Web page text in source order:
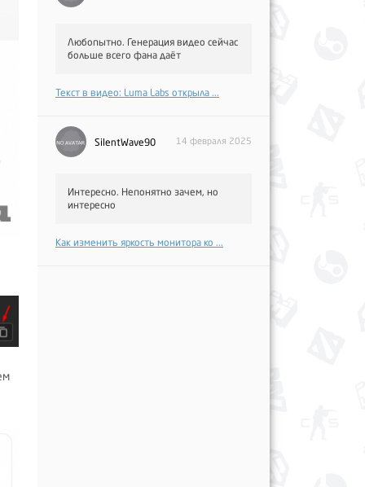
Любопытно. Генерация видео сейчас
больше всего фана даёт
Текст в видео: Luma Labs открыла ...
SilentWave90 14 февраля 2025
Интересно. Непонятно зачем, но
интересно
Как изменить яркость монитора ко ...